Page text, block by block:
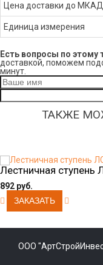
Цена доставки до МКАД
Единица измерения
Есть вопросы по этому
доставкой, поможем
минут.
ТАКЖЕ
Лестничная ступень
892 руб.
ООО